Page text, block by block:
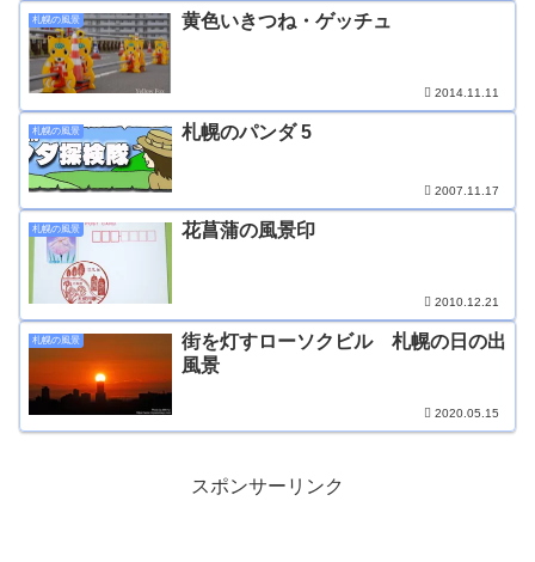
札幌の風景 黄色いきつね・ゲッチュ
2014.11.11
札幌の風景 札幌のパンダ 5
2007.11.17
札幌の風景 花菖蒲の風景印
2010.12.21
札幌の風景
街を灯すローソクビル 札幌の日の出
風景
2020.05.15
スポンサーリンク